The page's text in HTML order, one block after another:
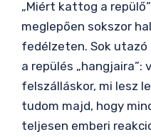
„Miért kattog a
meglepően sokszor
fedélzeten. Sok
a repülés
felszálláskor, mi lesz
tudom majd, hogy
teljesen emberi